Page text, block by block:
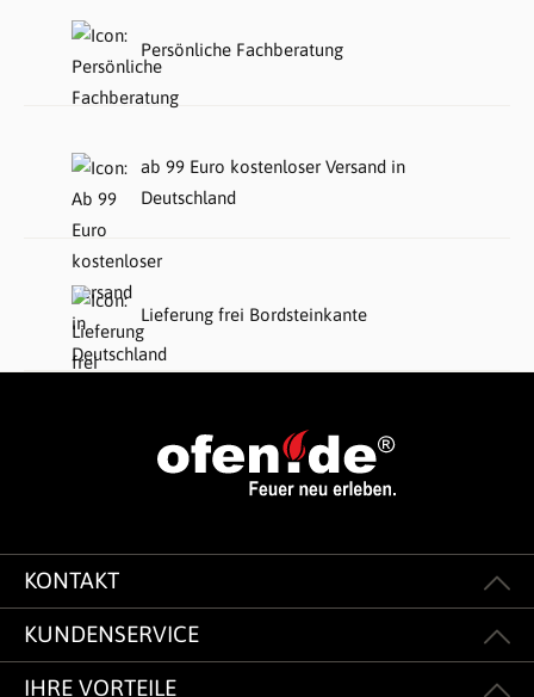
Persönliche Fachberatung
ab 99 Euro kostenloser Versand in
Deutschland
Lieferung frei Bordsteinkante
KONTAKT
KUNDENSERVICE
IHRE VORTEILE